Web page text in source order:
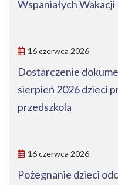
Wspaniałych Wakacji
16 czerwca 2026
Dostarczenie
sierpień 2026 dzieci
przedszkola
16 czerwca 2026
Pożegnanie dzieci